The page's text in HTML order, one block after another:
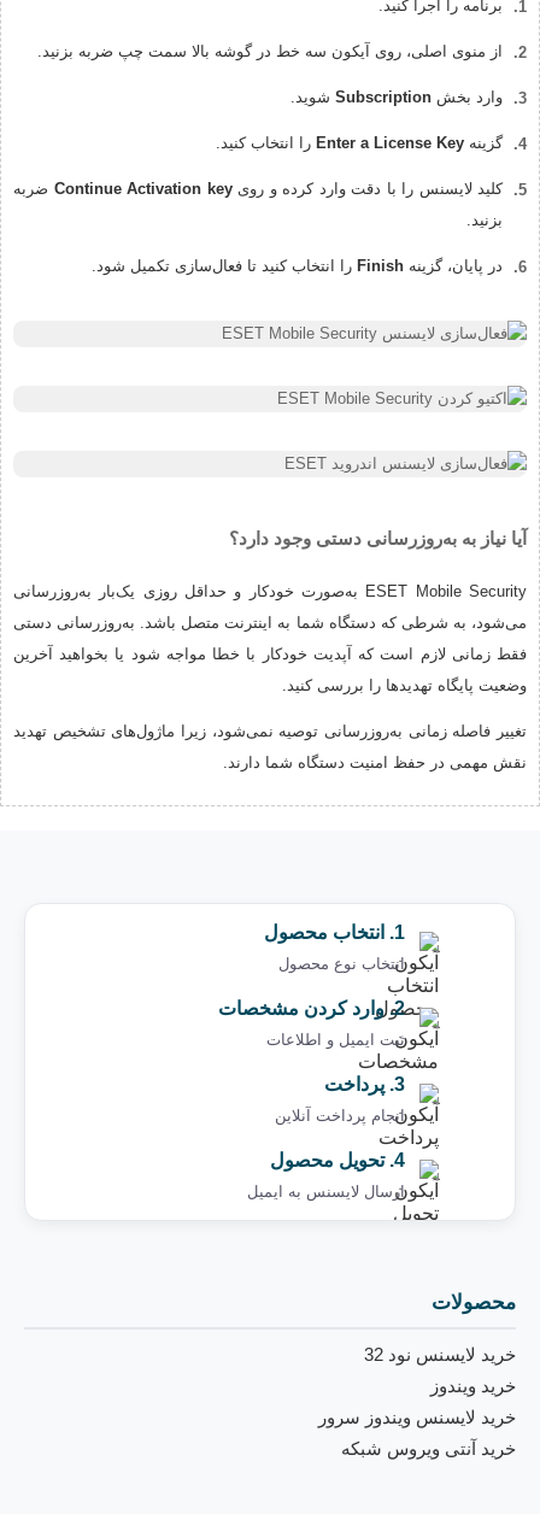
برنامه را اجرا کنید.
از منوی اصلی، روی آیکون سه خط در گوشه بالا سمت چپ ضربه بزنید.
وارد بخش Subscription شوید.
گزینه Enter a License Key را انتخاب کنید.
کلید لایسنس را با دقت وارد کرده و رویContinue Activation key ضربه
بزنید.
در پایان، گزینه Finish را انتخاب کنید تا فعال‌سازی تکمیل شود.
آیا نیاز به به‌روزرسانی دستی وجود دارد؟
ESET Mobile Security به‌صورت خودکار و حداقل روزی یک‌بار به‌روزرسانی
می‌شود، به شرطی که دستگاه شما به اینترنت متصل باشد. به‌روزرسانی دستی
فقط زمانی لازم است که آپدیت خودکار با خطا مواجه شود یا بخواهید آخرین
وضعیت پایگاه تهدیدها را بررسی کنید.
تغییر فاصله زمانی به‌روزرسانی توصیه نمی‌شود، زیرا ماژول‌های تشخیص تهدید
نقش مهمی در حفظ امنیت دستگاه شما دارند.
1. انتخاب محصول
انتخاب نوع محصول
2. وارد کردن مشخصات
ثبت ایمیل و اطلاعات
3. پرداخت
انجام پرداخت آنلاین
4. تحویل محصول
ارسال لایسنس به ایمیل ‌
محصولات
خرید لایسنس نود 32
خرید ویندوز
خرید لایسنس ویندوز سرور
خرید آنتی ویروس شبکه